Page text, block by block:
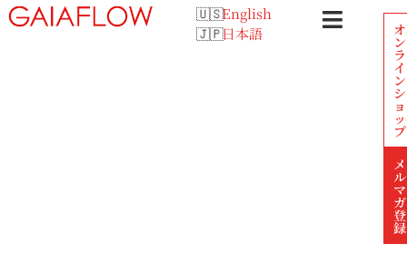
English
日本語
オ
ン
ラ
イ
ン
シ
ョ
ッ
プ
メ
ル
マ
ガ
登
録